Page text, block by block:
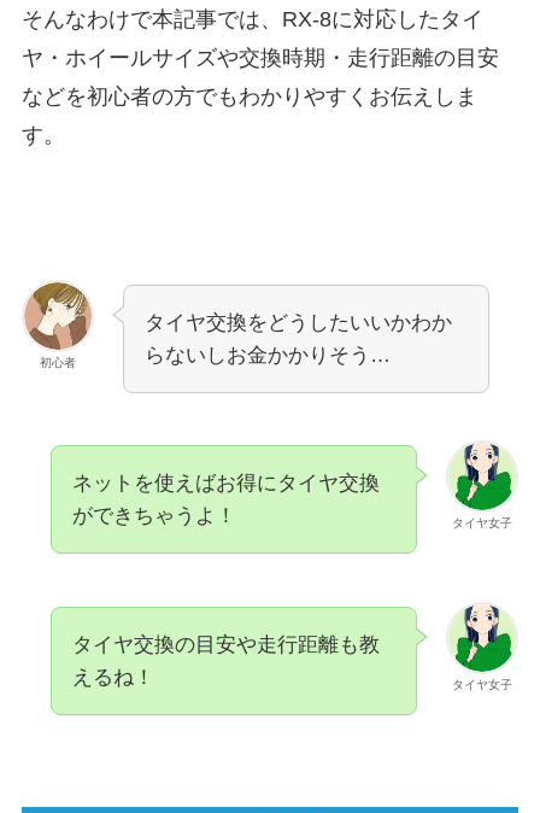
そんなわけで本記事では、RX-8に対応したタイ
ヤ・ホイールサイズや交換時期・走行距離の目安
などを初心者の方でもわかりやすくお伝えしま
す。
初心者
タイヤ交換をどうしたいいかわか
らないしお金かかりそう…
タイヤ女子
ネットを使えばお得にタイヤ交換
ができちゃうよ！
タイヤ女子
タイヤ交換の目安や走行距離も教
えるね！